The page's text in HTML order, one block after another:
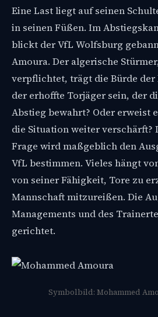
Eine Last liegt auf seinen
in seinen Füßen. Im
blickt der VfL Wolfsburg
Amoura. Der algerische
verpflichtet, trägt die Bürde der
der erhoffte Torjäger sein, der
Abstieg bewahrt? Oder erweist
die Situation weiter verschärft?
Frage wird maßgeblich den
VfL bestimmen. Vieles hängt
von seiner Fähigkeit, Tore zu
Mannschaft mitzureißen. Die
Managements und des
gerichtet.
Symbolbild: Mohammed